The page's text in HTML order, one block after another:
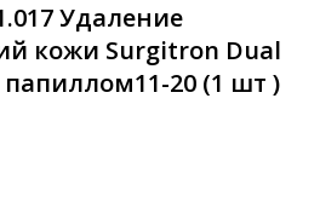
Удаление
кожи Surgitron Dual
папиллом11-20 (1 шт )